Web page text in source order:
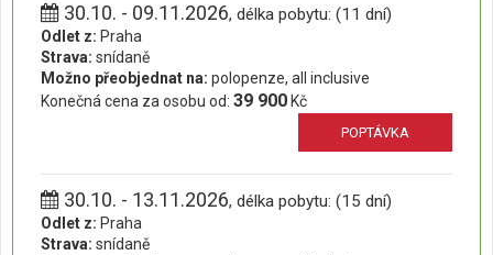
30.10. - 09.11.2026, délka pobytu: (11 dní)
Odlet z: Praha
Strava: snídaně
Možno přeobjednat na: polopenze, all inclusive
Konečná cena za osobu od: 39 900 Kč
POPTÁVKA
30.10. - 13.11.2026, délka pobytu: (15 dní)
Odlet z: Praha
Strava: snídaně